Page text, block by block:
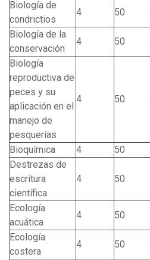
Biología de
condrictios
4 50
Biología de la
conservación
4 50
Biología
reproductiva de
peces y su
aplicación en el
manejo de
pesquerías
4 50
Bioquímica 4 50
Destrezas de
escritura
científica
4 50
Ecología
acuática
4 50
Ecología
costera
4 50